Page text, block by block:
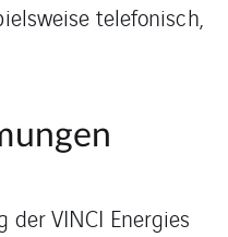
telefonisch,
VINCI Energies